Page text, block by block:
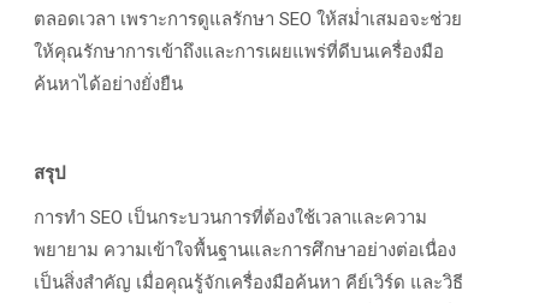
ตลอดเวลา เพราะการดูแลรักษา SEO ให้สม่ำเสมอจะช่วย
ให้คุณรักษาการเข้าถึงและการเผยแพร่ที่ดีบนเครื่องมือ
ค้นหาได้อย่างยั่งยืน
สรุป
การทำ SEO เป็นกระบวนการที่ต้องใช้เวลาและความ
พยายาม ความเข้าใจพื้นฐานและการศึกษาอย่างต่อเนื่อง
เป็นสิ่งสำคัญ เมื่อคุณรู้จักเครื่องมือค้นหา คีย์เวิร์ด และวิธี